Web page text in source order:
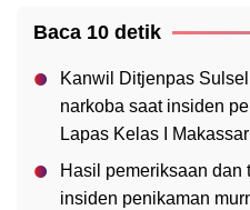
Baca 10 detik
Kanwil Ditjenpas
narkoba saat insiden
Lapas Kelas I
Hasil pemeriksaan dan
insiden penikaman